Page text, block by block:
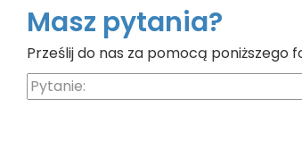
Masz pytania?
Prześlij do nas za pomocą